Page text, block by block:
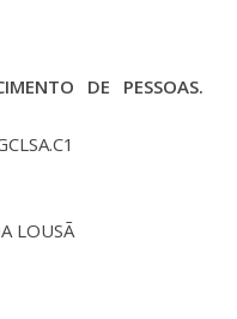
DE PESSOAS.
LOUSÃ